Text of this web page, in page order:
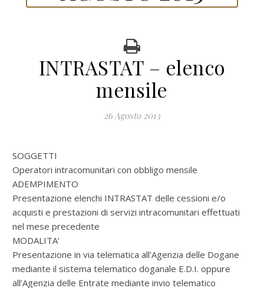
INTRASTAT – elenco
mensile
26 Agosto 2013
SOGGETTI
Operatori intracomunitari con obbligo mensile
ADEMPIMENTO
Presentazione elenchi INTRASTAT delle cessioni e/o
acquisti e prestazioni di servizi intracomunitari effettuati
nel mese precedente
MODALITA’
Presentazione in via telematica all’Agenzia delle Dogane
mediante il sistema telematico doganale E.D.I. oppure
all’Agenzia delle Entrate mediante invio telematico